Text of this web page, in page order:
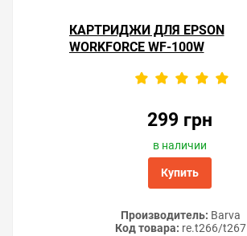
КАРТРИДЖИ ДЛЯ EPSON
WORKFORCE WF-100W
299 грн
в наличии
Купить
Производитель: Barva
Код товара: re.t266/t267